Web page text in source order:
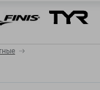
a-Lung